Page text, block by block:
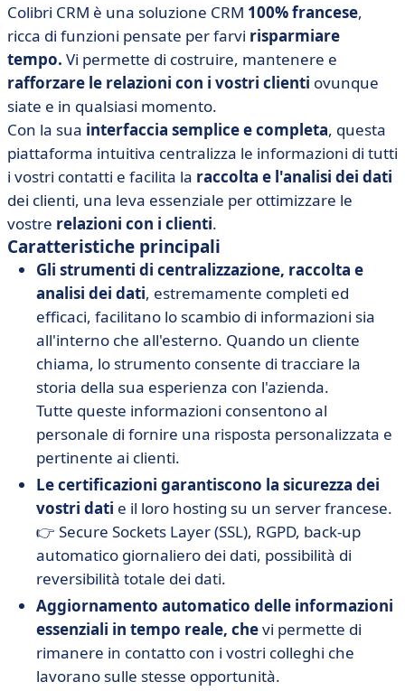
Colibri CRM è una soluzione CRM 100% francese,
ricca di funzioni pensate per farvi risparmiare
tempo. Vi permette di costruire, mantenere e
rafforzare le relazioni con i vostri clienti ovunque
siate e in qualsiasi momento.
Con la sua interfaccia semplice e completa, questa
piattaforma intuitiva centralizza le informazioni di tutti
i vostri contatti e facilita la raccolta e l'analisi dei dati
dei clienti, una leva essenziale per ottimizzare le
vostre relazioni con i clienti.
Caratteristiche principali
Gli strumenti di centralizzazione, raccolta e
analisi dei dati, estremamente completi ed
efficaci, facilitano lo scambio di informazioni sia
all'interno che all'esterno. Quando un cliente
chiama, lo strumento consente di tracciare la
storia della sua esperienza con l'azienda.
Tutte queste informazioni consentono al
personale di fornire una risposta personalizzata e
pertinente ai clienti.
Le certificazioni garantiscono la sicurezza dei
vostri dati e il loro hosting su un server francese.
👉 Secure Sockets Layer (SSL), RGPD, back-up
automatico giornaliero dei dati, possibilità di
reversibilità totale dei dati.
Aggiornamento automatico delle informazioni
essenziali in tempo reale, chevi permette di
rimanere in contatto con i vostri colleghi che
lavorano sulle stesse opportunità.